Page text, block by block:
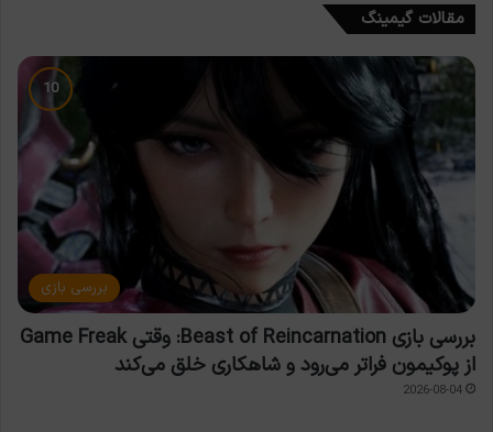
مقالات گیمینگ
بررسی بازی
بررسی بازی Beast of Reincarnation: وقتی Game Freak
از پوکیمون فراتر می‌رود و شاهکاری خلق می‌کند
2026-08-04